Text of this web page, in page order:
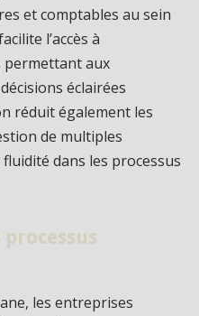
et comptables au sein
l’accès à
permettant aux
éclairées
réduit également les
de multiples
dans les processus
les entreprises